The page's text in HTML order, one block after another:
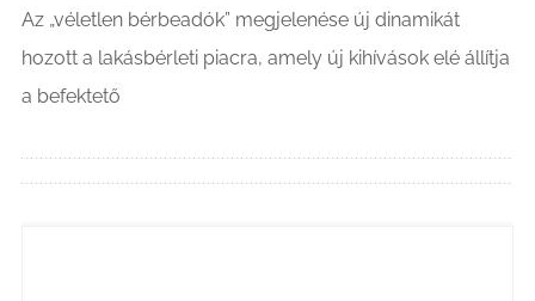
Az „véletlen bérbeadók” megjelenése új dinamikát
hozott a lakásbérleti piacra, amely új kihívások elé állítja
a befektető